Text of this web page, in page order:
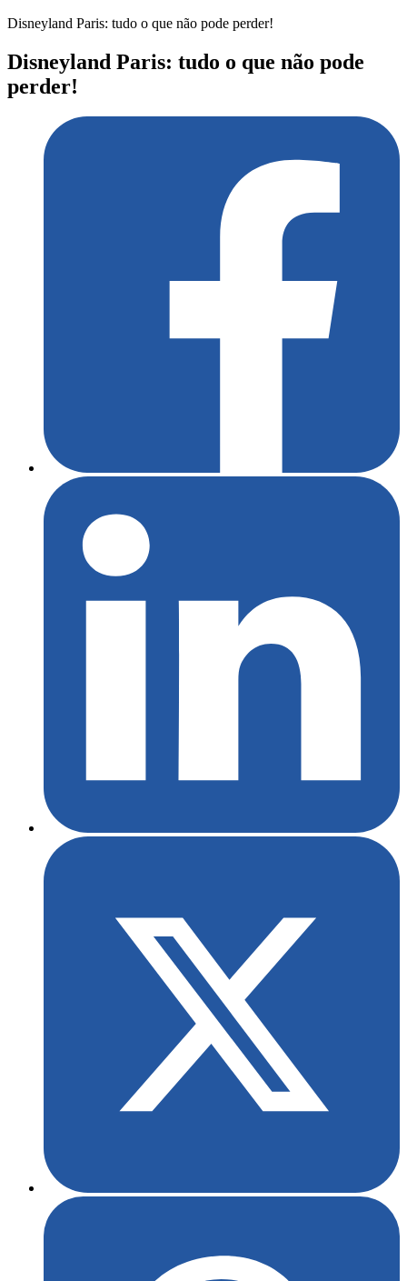
Disneyland Paris: tudo o que não pode perder!
Disneyland Paris: tudo o que não pode
perder!